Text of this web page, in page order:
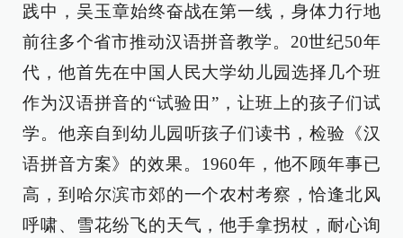
践中，吴玉章始终奋战在第一线，身体力行地
前往多个省市推动汉语拼音教学。20世纪50年
代，他首先在中国人民大学幼儿园选择几个班
作为汉语拼音的“试验田”，让班上的孩子们试
学。他亲自到幼儿园听孩子们读书，检验《汉
语拼音方案》的效果。1960年，他不顾年事已
高，到哈尔滨市郊的一个农村考察，恰逢北风
呼啸、雪花纷飞的天气，他手拿拐杖，耐心询